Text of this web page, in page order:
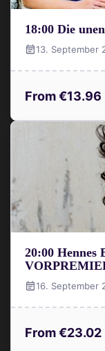
18:00 Die
13. September
From €13.96
20:00 Hennes
16. September
From €23.02